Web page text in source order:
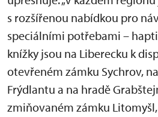
s rozšířenou nabídkou pro
speciálními potřebami –
knížky jsou na Liberecku k
otevřeném zámku Sychrov,
Frýdlantu a na hradě
zmiňovaném zámku